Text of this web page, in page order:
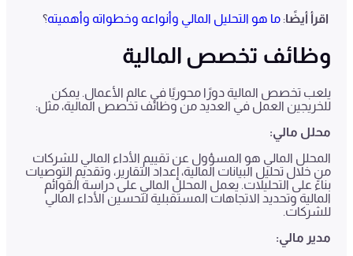
اقرأ أيضًا: ما هو التحليل المالي وأنواعه وخطواته وأهميته؟
وظائف تخصص المالية
يلعب تخصص المالية دورًا محوريًا في عالم الأعمال. يمكن
للخريجين العمل في العديد من وظائف تخصص المالية، مثل:
محلل مالي:
المحلل المالي هو المسؤول عن تقييم الأداء المالي للشركات
من خلال تحليل البيانات المالية، إعداد التقارير، وتقديم التوصيات
بناءً على التحليلات. يعمل المحلل المالي على دراسة القوائم
المالية وتحديد الاتجاهات المستقبلية لتحسين الأداء المالي
للشركات.
مدير مالي: